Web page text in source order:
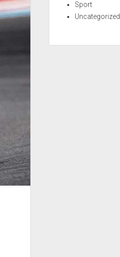
Sport
Uncategorized